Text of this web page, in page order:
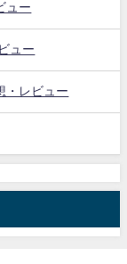
ュー
ュー
・レビュー